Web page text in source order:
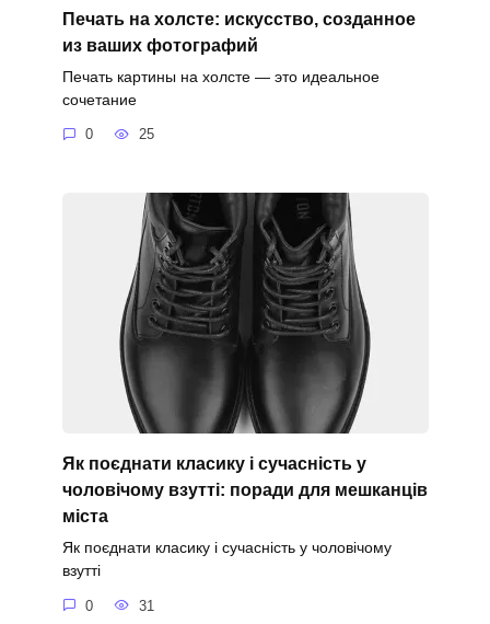
Печать на холсте: искусство, созданное
из ваших фотографий
Печать картины на холсте — это идеальное
сочетание
0 25
Як поєднати класику і сучасність у
чоловічому взутті: поради для мешканців
міста
Як поєднати класику і сучасність у чоловічому
взутті
0 31